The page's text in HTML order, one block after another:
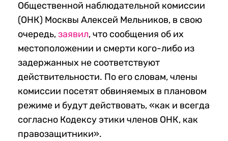
Общественной наблюдательной комиссии
(ОНК) Москвы Алексей Мельников, в свою
очередь,заявил, что сообщения об их
местоположении и смерти кого-либо из
задержанных не соответствуют
действительности. По его словам, члены
комиссии посетят обвиняемых в плановом
режиме и будут действовать, «как и всегда
согласно Кодексу этики членов ОНК, как
правозащитники».